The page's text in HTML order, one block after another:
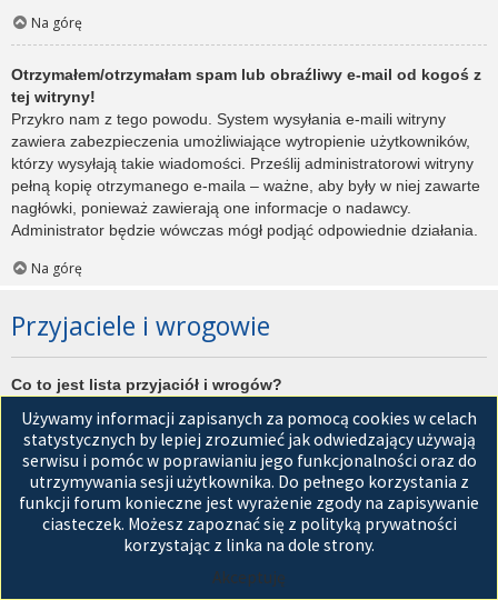
Na górę
Otrzymałem/otrzymałam spam lub obraźliwy e-mail od kogoś z
tej witryny!
Przykro nam z tego powodu. System wysyłania e-maili witryny
zawiera zabezpieczenia umożliwiające wytropienie użytkowników,
którzy wysyłają takie wiadomości. Prześlij administratorowi witryny
pełną kopię otrzymanego e-maila – ważne, aby były w niej zawarte
nagłówki, ponieważ zawierają one informacje o nadawcy.
Administrator będzie wówczas mógł podjąć odpowiednie działania.
Na górę
Przyjaciele i wrogowie
Co to jest lista przyjaciół i wrogów?
użytkowników witryny. Użytkownicy dodani do listy przyjaciół będą
wyświetleni na karciePrzyjacieleznajdującej się w panelu
zarządzania kontem. Z tego poziomu można szybko sprawdzić ich
status, a także wysłać prywatną wiadomość. Zależnie od
używanego stylu witryny, posty tych użytkowników mogą być
wyróżniane. Jeśli użytkownik zostanie dodany do listy wrogów,
Używamy informacji zapisanych za pomocą cookies w celach
statystycznych by lepiej zrozumieć jak odwiedzający używają
serwisu i pomóc w poprawianiu jego funkcjonalności oraz do
utrzymywania sesji użytkownika. Do pełnego korzystania z
funkcji forum konieczne jest wyrażenie zgody na zapisywanie
ciasteczek. Możesz zapoznać się z polityką prywatności
korzystając z linka na dole strony.
Akceptuję